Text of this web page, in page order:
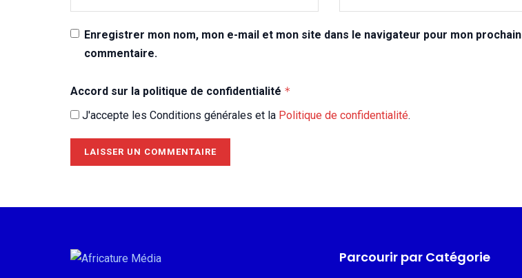
Enregistrer mon nom, mon e-mail et mon site dans le navigateur pour mon prochain
commentaire.
Accord sur la politique de confidentialité *
J'accepte les Conditions générales et la Politique de confidentialité.
Parcourir par Catégorie